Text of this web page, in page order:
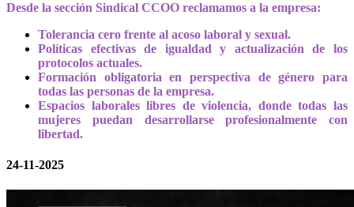
Desde la sección Sindical CCOO reclamamos a la empresa:
Tolerancia cero frente al acoso laboral y sexual.
Políticas efectivas de igualdad y actualización de los
protocolos actuales.
Formación obligatoria en perspectiva de género para
todas las personas de la empresa.
Espacios laborales libres de violencia, donde todas las
mujeres puedan desarrollarse profesionalmente con
libertad.
24-11-2025